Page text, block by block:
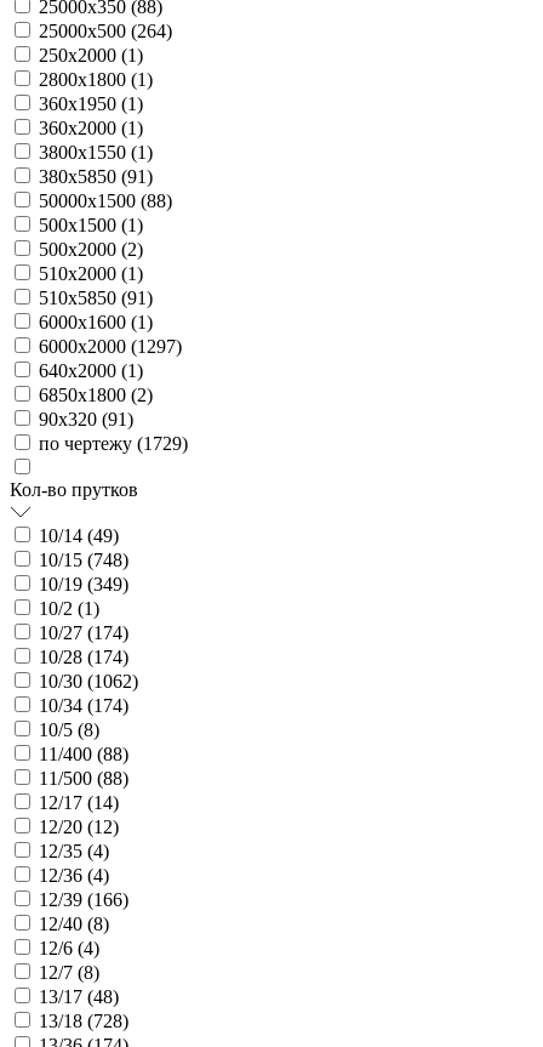
25000х350 (88)
25000х500 (264)
250х2000 (1)
2800х1800 (1)
360х1950 (1)
360х2000 (1)
3800х1550 (1)
380х5850 (91)
50000х1500 (88)
500х1500 (1)
500х2000 (2)
510х2000 (1)
510х5850 (91)
6000х1600 (1)
6000х2000 (1297)
640х2000 (1)
6850х1800 (2)
90х320 (91)
по чертежу (1729)
Кол-во прутков
10/14 (49)
10/15 (748)
10/19 (349)
10/2 (1)
10/27 (174)
10/28 (174)
10/30 (1062)
10/34 (174)
10/5 (8)
11/400 (88)
11/500 (88)
12/17 (14)
12/20 (12)
12/35 (4)
12/36 (4)
12/39 (166)
12/40 (8)
12/6 (4)
12/7 (8)
13/17 (48)
13/18 (728)